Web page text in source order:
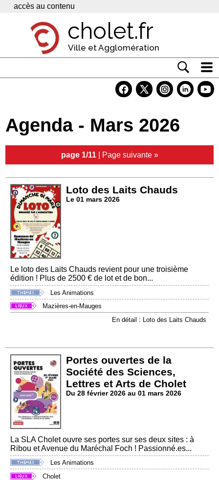
Panneau de gestion des cookies
accès au contenu
cholet.fr
Ville et Agglomération
Economie
Services
Agenda - Mars 2026
page 1/11| Page suivante »
Loto des Laits Chauds
Le 01 mars 2026
Le loto des Laits Chauds revient pour une troisième
édition ! Plus de 2500 € de lot et de bon...
Les Animations
Mazières-en-Mauges
En détail : Loto des Laits Chauds
Portes ouvertes de la
Société des Sciences,
Lettres et Arts de Cholet
Du 28 février 2026 au 01 mars 2026
La SLA Cholet ouvre ses portes sur ses deux sites : à
Ribou et Avenue du Maréchal Foch ! Passionné.es...
Les Animations
Cholet